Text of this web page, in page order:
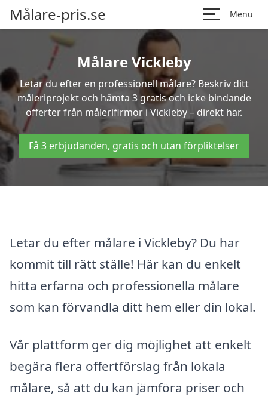
Målare-pris.se Menu
Målare Vickleby
Letar du efter en professionell målare? Beskriv ditt
måleriprojekt och hämta 3 gratis och icke bindande
offerter från målerifirmor i Vickleby – direkt här.
Få 3 erbjudanden, gratis och utan förpliktelser
Letar du efter målare i Vickleby? Du har
kommit till rätt ställe! Här kan du enkelt
hitta erfarna och professionella målare
som kan förvandla ditt hem eller din lokal.
Vår plattform ger dig möjlighet att enkelt
begära flera offertförslag från lokala
målare, så att du kan jämföra priser och